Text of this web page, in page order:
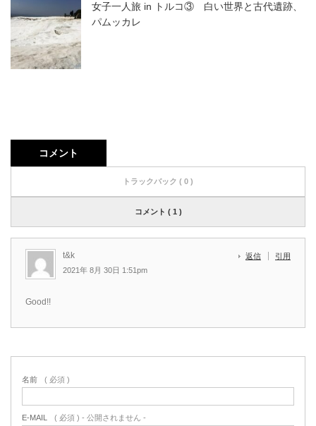
女子一人旅 in トルコ③ 白い世界と古代遺跡、
パムッカレ
コメント
トラックバック ( 0 )
コメント ( 1 )
t&k
2021年 8月 30日 1:51pm
返信 引用
Good!!
名前 ( 必須 )
E-MAIL ( 必須 ) - 公開されません -